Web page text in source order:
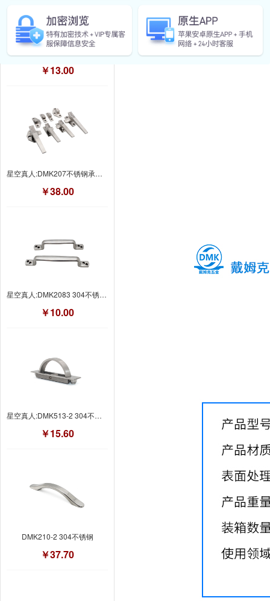
￥13.00
星空真人:DMK207不锈钢承重把手
￥38.00
星空真人:DMK2083 304不锈钢拉手
￥10.00
星空真人:DMK513-2 304不锈钢拉丝
￥15.60
DMK210-2 304不锈钢
￥37.70